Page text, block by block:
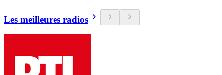
Les meilleures radios